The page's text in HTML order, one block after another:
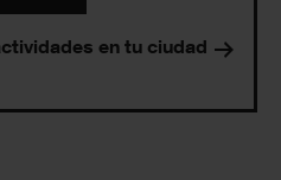
en tu ciudad